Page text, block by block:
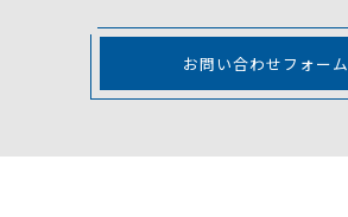
お問い合わせフォーム